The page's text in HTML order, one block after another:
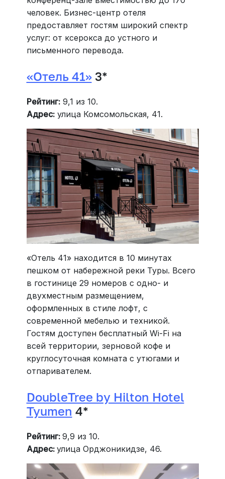
человек. Бизнес-центр отеля
предоставляет гостям широкий спектр
услуг: от ксерокса до устного и
письменного перевода.
«Отель 41»3*
Рейтинг:9,1 из 10.
Адрес:улица Комсомольская, 41.
«Отель 41» находится в 10 минутах
пешком от набережной реки Туры. Всего
в гостинице 29 номеров с одно- и
двухместным размещением,
оформленных в стиле лофт, с
современной мебелью и техникой.
Гостям доступен бесплатный Wi-Fi на
всей территории, зерновой кофе и
круглосуточная комната с утюгами и
отпаривателем.
DoubleTree by Hilton Hotel
Tyumen 4*
Рейтинг: 9,9 из 10.
Адрес: улица Орджоникидзе, 46.